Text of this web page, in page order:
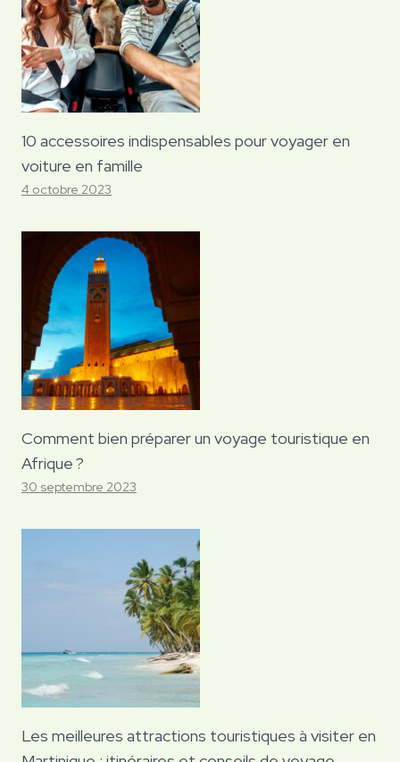
10 accessoires indispensables pour voyager en
voiture en famille
4 octobre 2023
Comment bien préparer un voyage touristique en
Afrique ?
30 septembre 2023
Les meilleures attractions touristiques à visiter en